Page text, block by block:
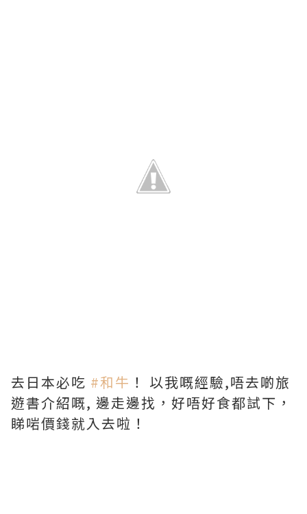
去日本必吃 #和牛 ！ 以我嘅經驗,唔去啲旅
遊書介紹嘅, 邊走邊找，好唔好食都試下，
睇啱價錢就入去啦！